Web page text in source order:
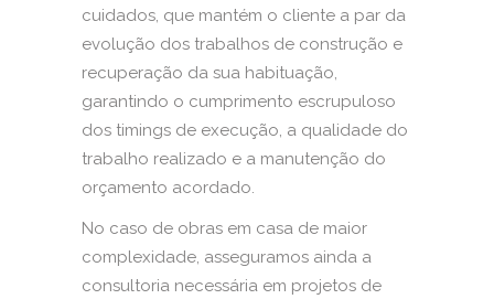
cuidados, que mantém o cliente a par da
evolução dos trabalhos de construção e
recuperação da sua habituação,
garantindo o cumprimento escrupuloso
dos timings de execução, a qualidade do
trabalho realizado e a manutenção do
orçamento acordado.
No caso de obras em casa de maior
complexidade, asseguramos ainda a
consultoria necessária em projetos de